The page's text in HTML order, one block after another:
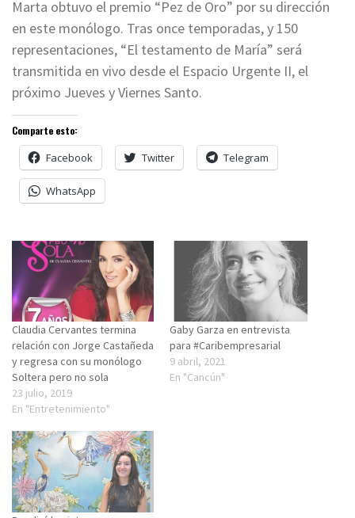
Marta obtuvo el premio “Pez de Oro” por su dirección
en este monólogo. Tras once temporadas, y 150
representaciones, “El testamento de María” será
transmitida en vivo desde el Espacio Urgente II, el
próximo Jueves y Viernes Santo.
Comparte esto:
Facebook Twitter Telegram
WhatsApp
Claudia Cervantes termina
relación con Jorge Castañeda
y regresa con su monólogo
Soltera pero no sola
23 julio, 2019
En "Entretenimiento"
Gaby Garza en entrevista
para #Caribempresarial
9 abril, 2021
En "Cancún"